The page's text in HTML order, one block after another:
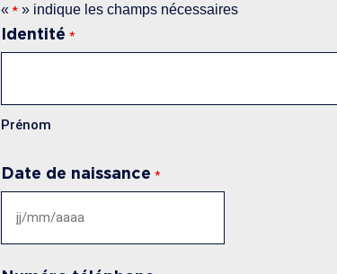
«* » indique les champs nécessaires
Identité *
Prénom
Date de naissance *
JJ
slash